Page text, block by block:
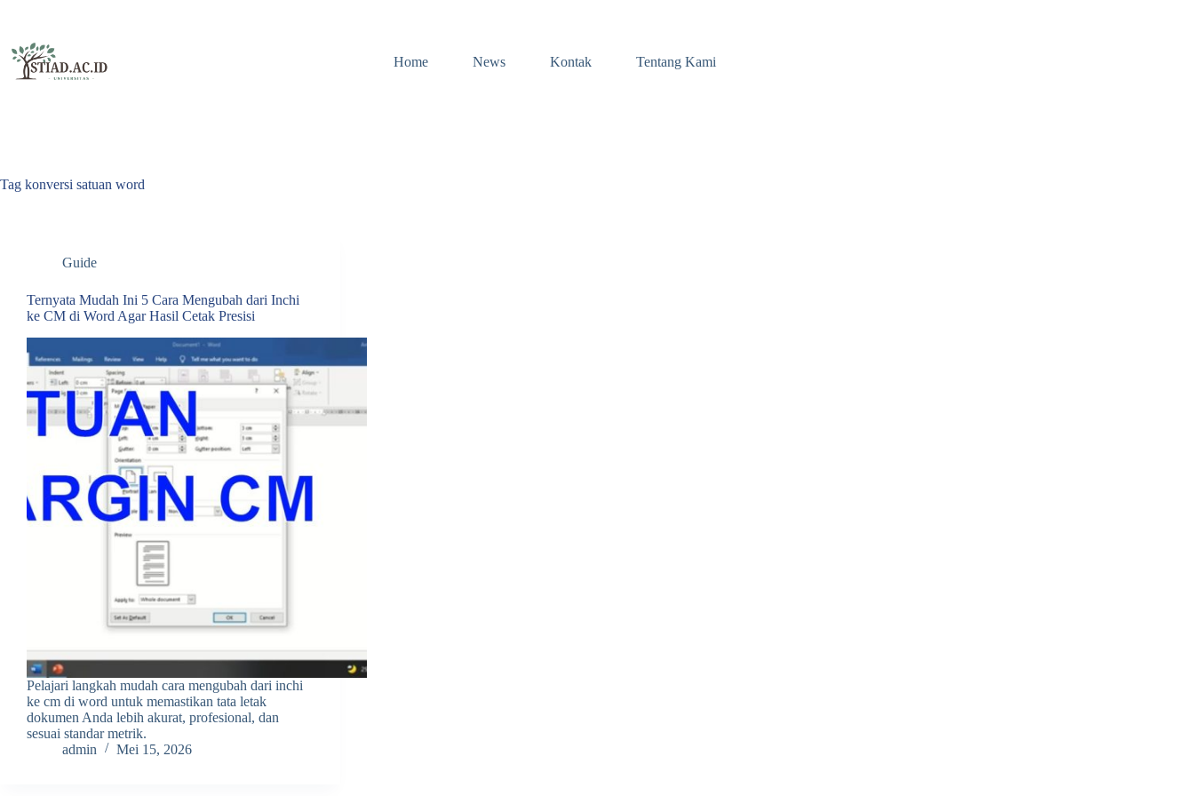
Home
News Kontak Tentang Kami
Tag konversi satuan word
Guide
Ternyata Mudah Ini 5 Cara Mengubah dari Inchi
ke CM di Word Agar Hasil Cetak Presisi
Pelajari langkah mudah cara mengubah dari inchi
ke cm di word untuk memastikan tata letak
dokumen Anda lebih akurat, profesional, dan
sesuai standar metrik.
admin
Mei 15, 2026